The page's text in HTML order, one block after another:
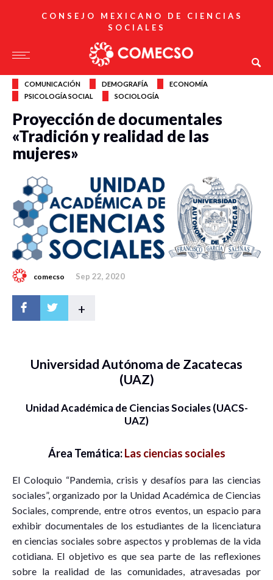
CONSEJO MEXICANO DE CIENCIAS
SOCIALES
COMUNICACIÓN DEMOGRAFÍA
ECONOMÍA
PSICOLOGÍA SOCIAL
SOCIOLOGÍA
Proyección de documentales
«Tradición y realidad de las
mujeres»
comecso Sep 22, 2020
+
Universidad Autónoma de Zacatecas
(UAZ)
Unidad Académica de Ciencias Sociales (UACS-
UAZ)
Área Temática:Las ciencias sociales
El Coloquio “Pandemia, crisis y desafíos para las ciencias
sociales”, organizado por la Unidad Académica de Ciencias
Sociales, comprende, entre otros eventos, un espacio para
exhibir documentales de los estudiantes de la licenciatura
en ciencias sociales sobre aspectos y problemas de la vida
cotidiana. El objetivo es que sea parte de las reflexiones
sobre la realidad de las comunidades, atravesadas por